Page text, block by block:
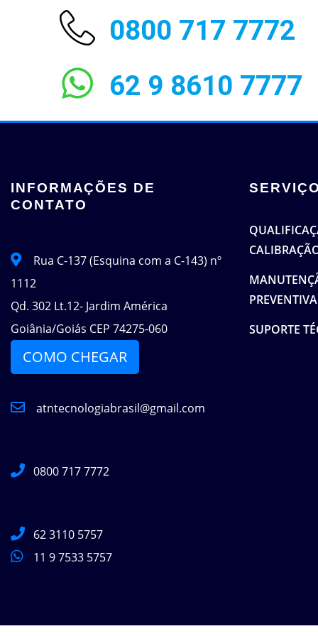
0800 717 7772
62 9 8610 7777
INFORMAÇÕES DE
CONTATO
Rua C-137 (Esquina com a C-143) nº
1112
Qd. 302 Lt.12- Jardim América
Goiânia/Goiás CEP 74275-060
COMO CHEGAR
atntecnologiabrasil@gmail.com
0800 717 7772
62 3110 5757
11 9 7533 5757
PREVENTIVA
SUPORTE